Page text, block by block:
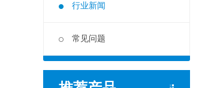
行业新闻
常见问题